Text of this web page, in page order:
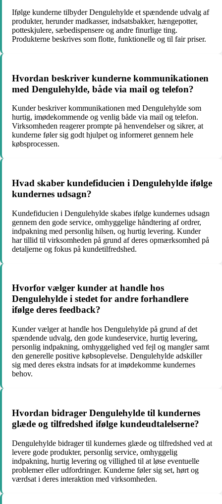
Ifølge kunderne tilbyder Dengulehylde et spændende udvalg af
produkter, herunder madkasser, indsatsbakker, hængepotter,
potteskjulere, sæbedispensere og andre finurlige ting.
Produkterne beskrives som flotte, funktionelle og til fair priser.
Hvordan beskriver kunderne kommunikationen
med Dengulehylde, både via mail og telefon?
Kunder beskriver kommunikationen med Dengulehylde som
hurtig, imødekommende og venlig både via mail og telefon.
Virksomheden reagerer prompte på henvendelser og sikrer, at
kunderne føler sig godt hjulpet og informeret gennem hele
købsprocessen.
Hvad skaber kundefiducien i Dengulehylde ifølge
kundernes udsagn?
Kundefiducien i Dengulehylde skabes ifølge kundernes udsagn
gennem den gode service, omhyggelige håndtering af ordrer,
indpakning med personlig hilsen, og hurtig levering. Kunder
har tillid til virksomheden på grund af deres opmærksomhed på
detaljerne og fokus på kundetilfredshed.
Hvorfor vælger kunder at handle hos
Dengulehylde i stedet for andre forhandlere
ifølge deres feedback?
Kunder vælger at handle hos Dengulehylde på grund af det
spændende udvalg, den gode kundeservice, hurtig levering,
personlig indpakning, omhyggelighed ved fejl og mangler samt
den generelle positive købsoplevelse. Dengulehylde adskiller
sig med deres ekstra indsats for at imødekomme kundernes
behov.
Hvordan bidrager Dengulehylde til kundernes
glæde og tilfredshed ifølge kundeudtalelserne?
Dengulehylde bidrager til kundernes glæde og tilfredshed ved at
levere gode produkter, personlig service, omhyggelig
indpakning, hurtig levering og villighed til at løse eventuelle
problemer eller udfordringer. Kunderne føler sig set, hørt og
værdsat i deres interaktion med virksomheden.